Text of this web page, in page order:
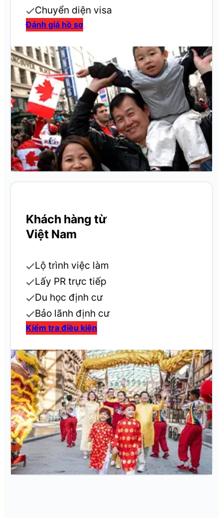
Chuyển diện visa
Đánh giá hồ sơ
Khách hàng từ
Việt Nam
Lộ trình việc làm
Lấy PR trực tiếp
Du học định cư
Bảo lãnh định cư
Kiểm tra điều kiện